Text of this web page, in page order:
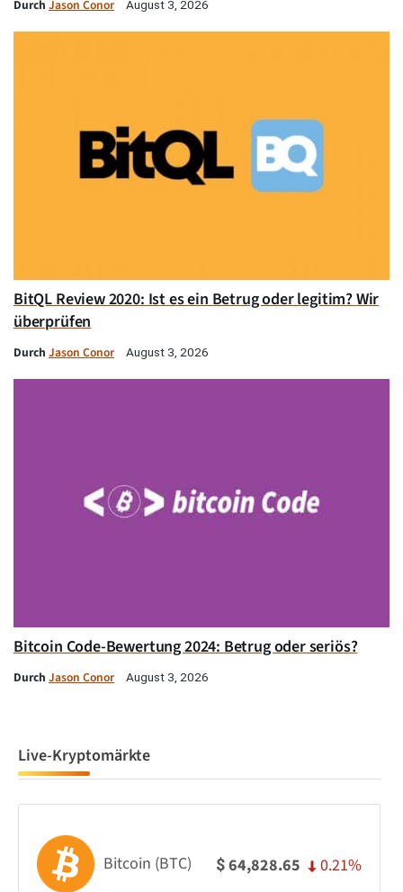
Durch Jason Conor August 3, 2026
BitQL Review 2020: Ist es ein Betrug oder legitim? Wir
überprüfen
Durch Jason Conor August 3, 2026
Bitcoin Code-Bewertung 2024: Betrug oder seriös?
Durch Jason Conor August 3, 2026
Live-Kryptomärkte
Bitcoin (BTC) $64,828.65 0.21%